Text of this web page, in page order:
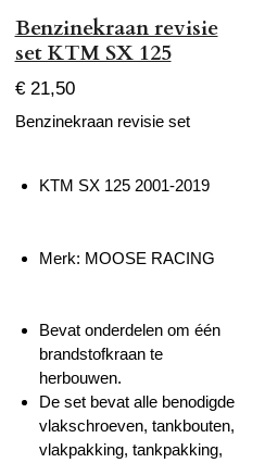
Benzinekraan revisie
set KTM SX 125
€ 21,50
Benzinekraan revisie set
KTM SX 125 2001-2019
Merk: MOOSE RACING
Bevat onderdelen om één
brandstofkraan te
herbouwen.
De set bevat alle benodigde
vlakschroeven, tankbouten,
vlakpakking, tankpakking,